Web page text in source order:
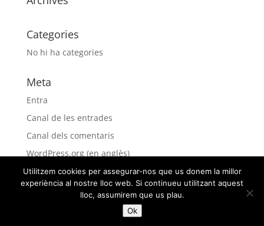
Categories
No hi ha categories
Meta
Entra
Canal de les entrades
Canal dels comentaris
WordPress.org (en anglès)
e m p i e z a p o r i
Utilitzem cookies per assegurar-nos que us donem la millor
experiència al nostre lloc web. Si continueu utilitzant aquest
lloc, assumirem que us plau.
Ok